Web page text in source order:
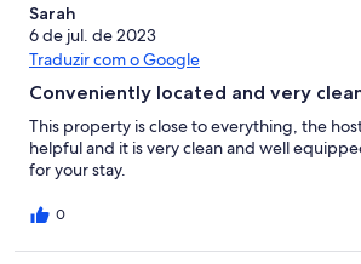
Sarah
6 de jul. de 2023
Traduzir com o Google
Conveniently located and very
This property is close to everything, the
helpful and it is very clean and well
for your stay.
0